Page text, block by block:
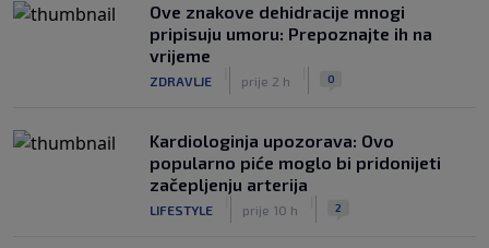
Ove znakove dehidracije mnogi
pripisuju umoru: Prepoznajte ih na
vrijeme
ZDRAVLJE prije 2 h 0
Kardiologinja upozorava: Ovo
popularno piće moglo bi pridonijeti
začepljenju arterija
LIFESTYLE prije 10 h 2